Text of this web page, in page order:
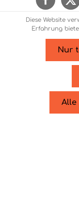
Um
Diese Website
Erfahrung
Nur
Alle